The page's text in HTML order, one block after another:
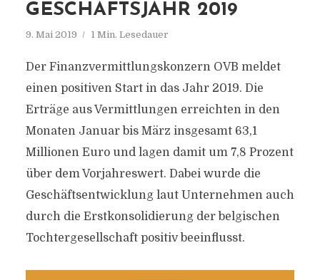
GESCHÄFTSJAHR 2019
9. Mai 2019 1 Min. Lesedauer
Der Finanzvermittlungskonzern OVB meldet
einen positiven Start in das Jahr 2019. Die
Erträge aus Vermittlungen erreichten in den
Monaten Januar bis März insgesamt 63,1
Millionen Euro und lagen damit um 7,8 Prozent
über dem Vorjahreswert. Dabei wurde die
Geschäftsentwicklung laut Unternehmen auch
durch die Erstkonsolidierung der belgischen
Tochtergesellschaft positiv beeinflusst.